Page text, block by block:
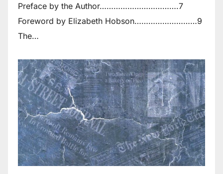
Preface by the Author…………………………….7
Foreword by Elizabeth Hobson………………………9
The…